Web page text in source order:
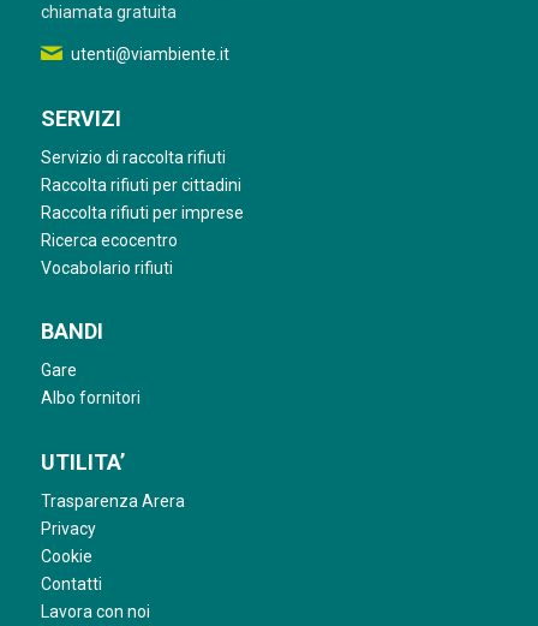
chiamata gratuita
utenti@viambiente.it
SERVIZI
Servizio di raccolta rifiuti
Raccolta rifiuti per cittadini
Raccolta rifiuti per imprese
Ricerca ecocentro
Vocabolario rifiuti
BANDI
Gare
Albo fornitori
UTILITA’
Trasparenza Arera
Privacy
Cookie
Contatti
Lavora con noi